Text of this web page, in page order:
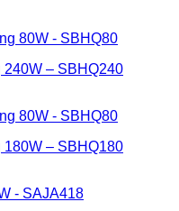
– SBHQ240
– SBHQ180